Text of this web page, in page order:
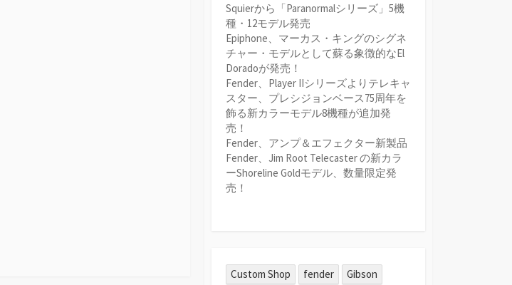
Squierから「Paranormalシリーズ」5機
種・12モデル発売
Epiphone、マーカス・キングのシグネ
チャー・モデルとして蘇る象徴的なEl
Doradoが発売！
Fender、Player IIシリーズよりテレキャ
スター、プレシジョンベース75周年を
飾る新カラーモデル8機種が追加発
売！
Fender、アンプ＆エフェクター新製品
Fender、Jim Root Telecaster の新カラ
ーShoreline Goldモデル、数量限定発
売！
Custom Shop fender
Gibson